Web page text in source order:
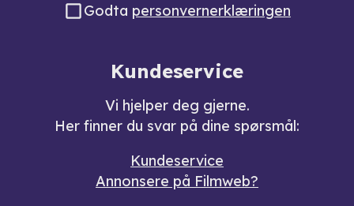
Godta personvernerklæringen
Kundeservice
Vi hjelper deg gjerne.
Her finner du svar på dine spørsmål:
Kundeservice
Annonsere på Filmweb?